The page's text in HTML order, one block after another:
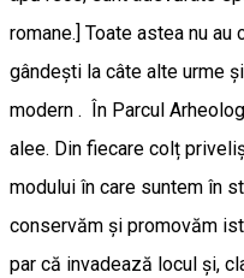
romane.] Toate astea nu
gândești la câte alte urme
modern . În Parcul
alee. Din fiecare colț
modului în care suntem în
conservăm și promovăm
par că invadează locul și,